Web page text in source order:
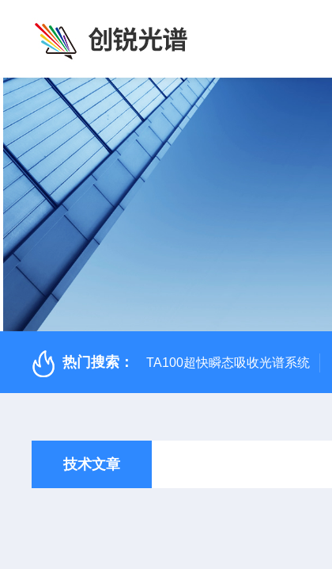
热门搜索： TA100超快瞬态吸收光谱系统
技术文章